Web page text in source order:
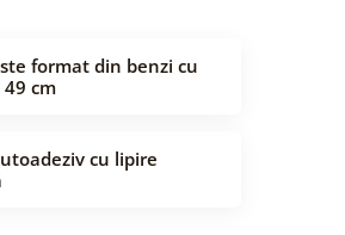
format din benzi cu
cm
cu lipire